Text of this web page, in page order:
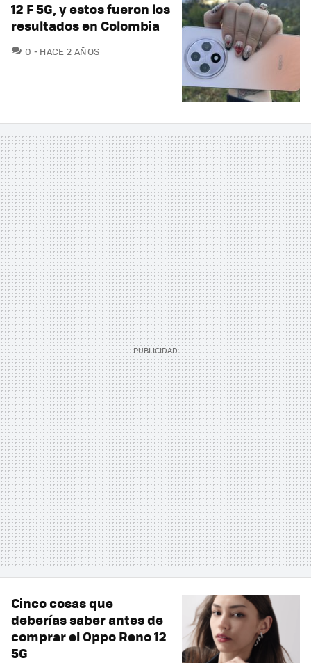
12 F 5G, y estos fueron los
resultados en Colombia
0 COMENTARIOS
HACE 2 AÑOS
Cinco cosas que
deberías saber antes de
comprar el Oppo Reno 12
5G